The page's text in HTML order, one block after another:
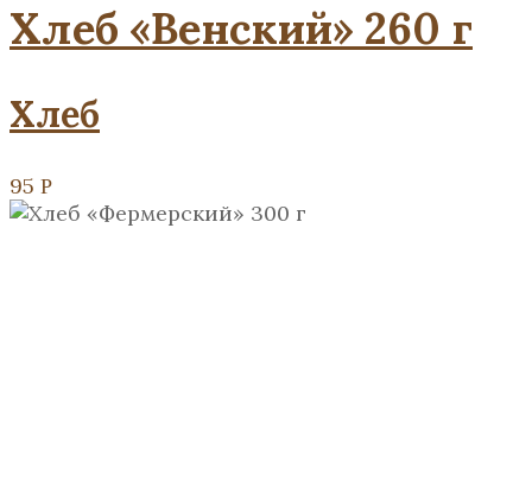
Хлеб «Венский» 260 г
Хлеб
95 Р